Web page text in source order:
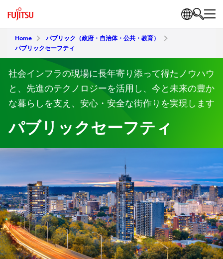
Home
パブリック（政府・自治体・公共・教育）
パブリックセーフティ
社会インフラの現場に長年寄り添って得たノウハウ
と、先進のテクノロジーを活用し、今と未来の豊か
な暮らしを支え、安心・安全な街作りを実現します
パブリックセーフティ